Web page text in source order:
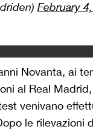
February
Novanta, ai
al Real
venivano
le rilevazioni